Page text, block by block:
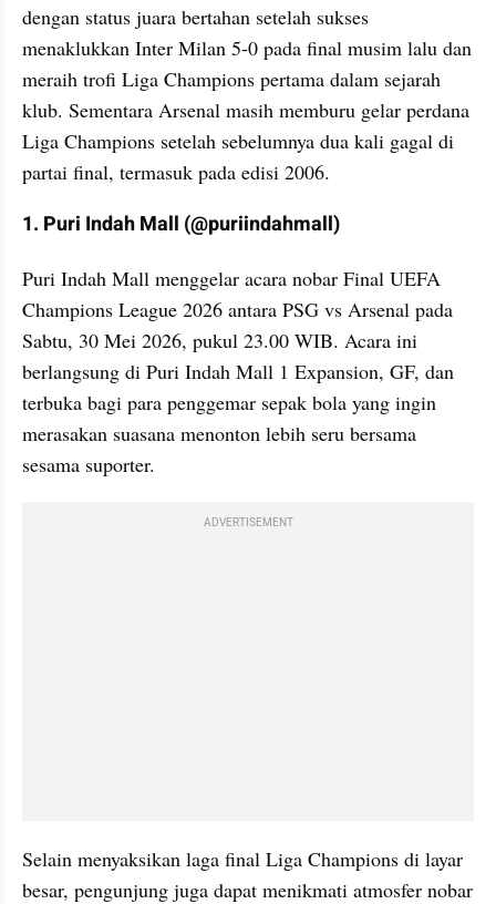
dengan status juara bertahan setelah sukses
menaklukkan Inter Milan 5-0 pada final musim lalu dan
meraih trofi Liga Champions pertama dalam sejarah
klub. Sementara Arsenal masih memburu gelar perdana
Liga Champions setelah sebelumnya dua kali gagal di
partai final, termasuk pada edisi 2006.
1. Puri Indah Mall (@puriindahmall)
Puri Indah Mall menggelar acara nobar Final UEFA
Champions League 2026 antara PSG vs Arsenal pada
Sabtu, 30 Mei 2026, pukul 23.00 WIB. Acara ini
berlangsung di Puri Indah Mall 1 Expansion, GF, dan
terbuka bagi para penggemar sepak bola yang ingin
merasakan suasana menonton lebih seru bersama
sesama suporter.
ADVERTISEMENT
Selain menyaksikan laga final Liga Champions di layar
besar, pengunjung juga dapat menikmati atmosfer nobar